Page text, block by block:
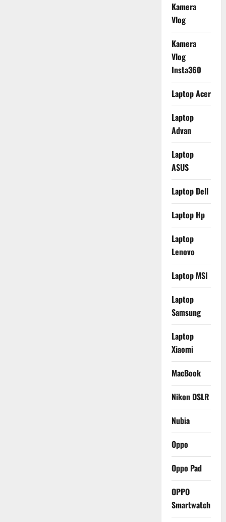
Kamera
Vlog
Kamera
Vlog
Insta360
Laptop Acer
Laptop
Advan
Laptop
ASUS
Laptop Dell
Laptop Hp
Laptop
Lenovo
Laptop MSI
Laptop
Samsung
Laptop
Xiaomi
MacBook
Nikon DSLR
Nubia
Oppo
Oppo Pad
OPPO
Smartwatch